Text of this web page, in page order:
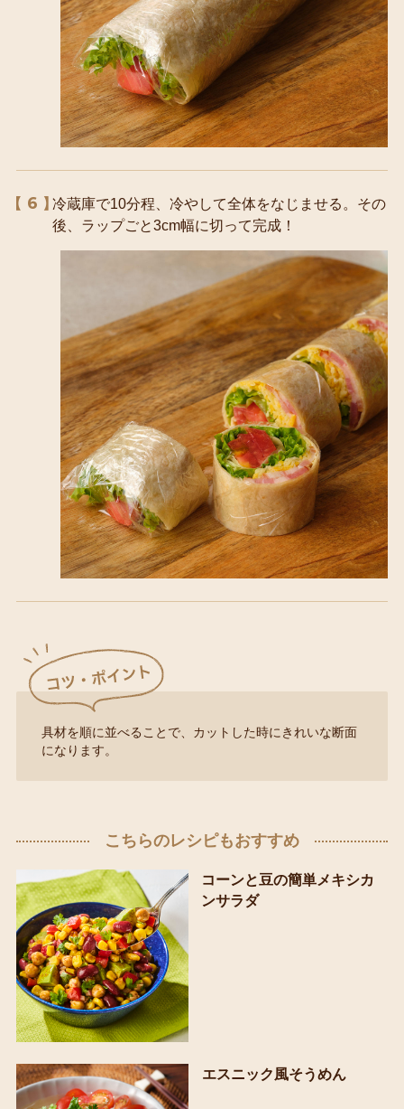
6
冷蔵庫で10分程、冷やして全体をなじませる。その
後、ラップごと3cm幅に切って完成！
具材を順に並べることで、カットした時にきれいな断面
になります。
こちらのレシピもおすすめ
コーンと豆の簡単メキシカ
ンサラダ
エスニック風そうめん